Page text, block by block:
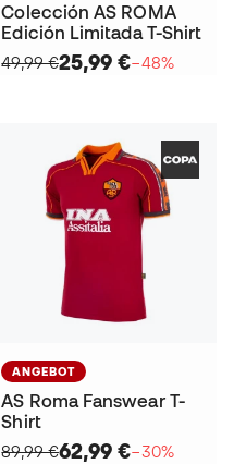
Colección AS ROMA
Edición Limitada T-Shirt
49,99 €25,99 €−48%
ANGEBOT
AS Roma Fanswear T-
Shirt
89,99 €62,99 €−30%